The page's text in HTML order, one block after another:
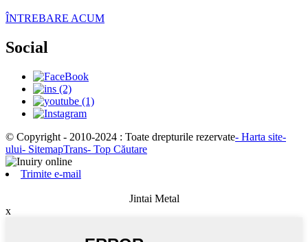
ÎNTREBARE ACUM
Social
© Copyright - 2010-2024 : Toate drepturile rezervate- Harta site-
ului- SitemapTrans- Top Căutare
Trimite e-mail
Jintai Metal
x